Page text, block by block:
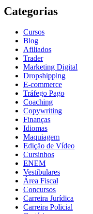
Categorias
Cursos
Blog
Afiliados
Trader
Marketing Digital
Dropshipping
E-commerce
Tráfego Pago
Coaching
Copywriting
Finanças
Idiomas
Maquiagem
Edição de Vídeo
Cursinhos
ENEM
Vestibulares
Área Fiscal
Concursos
Carreira Jurídica
Carreira Policial